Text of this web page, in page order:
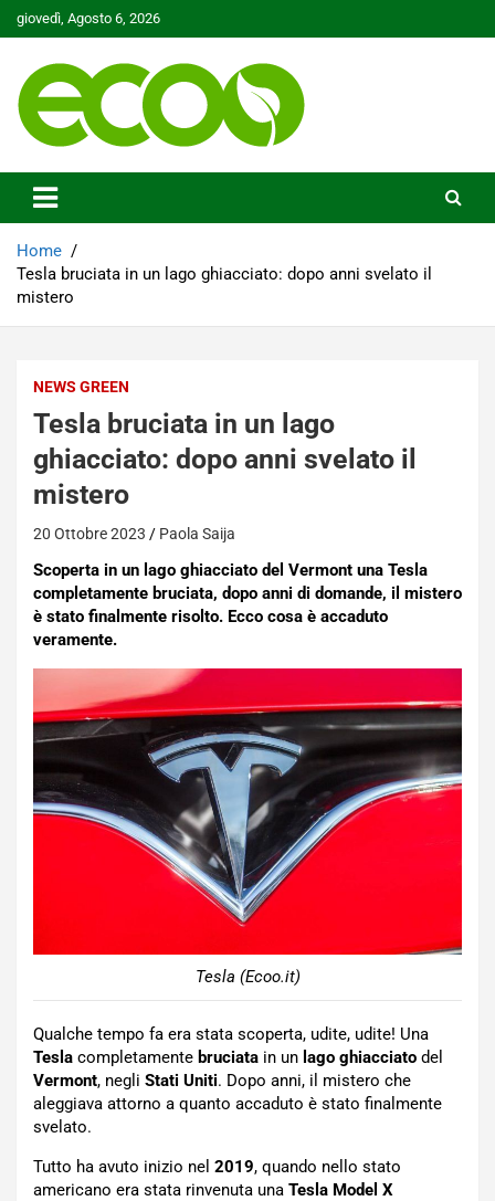
Skip
to
giovedì, Agosto 6, 2026
Ecoo.it
Home
Tesla bruciata in un lago ghiacciato: dopo anni svelato il
mistero
NEWS GREEN
Tesla bruciata in un lago
ghiacciato: dopo anni svelato il
mistero
20 Ottobre 2023 Paola Saija
Scoperta in un lago ghiacciato del Vermont una Tesla
completamente bruciata, dopo anni di domande, il mistero
è stato finalmente risolto. Ecco cosa è accaduto
veramente.
Tesla (Ecoo.it)
Qualche tempo fa era stata scoperta, udite, udite! Una
Tesla completamente bruciata in un lago ghiacciato del
Vermont, negli Stati Uniti. Dopo anni, il mistero che
aleggiava attorno a quanto accaduto è stato finalmente
svelato.
Tutto ha avuto inizio nel 2019, quando nello stato
americano era stata rinvenuta una Tesla Model X